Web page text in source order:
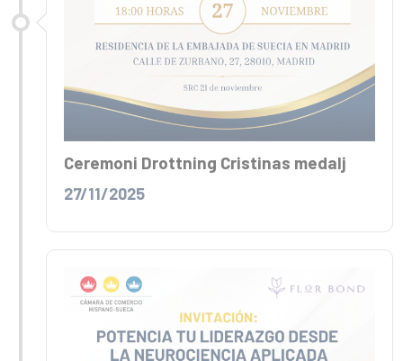
Ceremoni Drottning Cristinas medalj
27/11/2025